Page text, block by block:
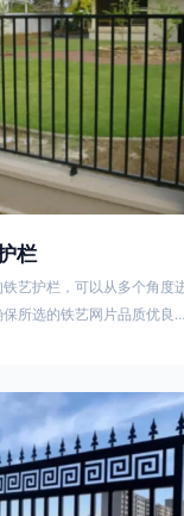
护栏设施。施工单位不得在
料、垃圾和工程渣土。在
栏
艺护栏，可以从多个角度
所选的铁艺网片品质优良，
练程度。其次，选择耐用
铁艺护栏比普通钢管护栏要
美观、有层次。此外，还应
例如角钢或圆钢的选用应根
，以确保整体结构的稳固